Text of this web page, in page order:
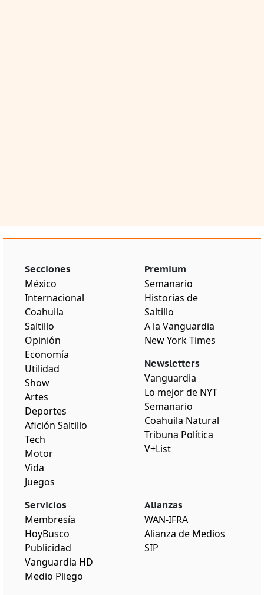
Secciones
México
Internacional
Coahuila
Saltillo
Opinión
Economía
Utilidad
Show
Artes
Deportes
Afición Saltillo
Tech
Motor
Vida
Juegos
Premium
Semanario
Historias de
Saltillo
A la Vanguardia
New York Times
Newsletters
Vanguardia
Lo mejor de NYT
Semanario
Coahuila Natural
Tribuna Política
V+List
Servicios
Membresía
HoyBusco
Publicidad
Vanguardia HD
Medio Pliego
Alianzas
WAN-IFRA
Alianza de Medios
SIP